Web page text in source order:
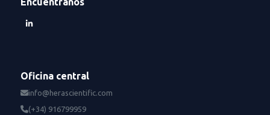
Oficina central
info@herascientific.com
(+34) 916799959